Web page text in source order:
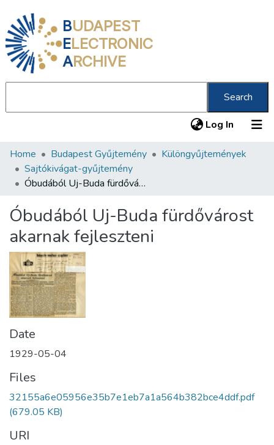
BUDAPEST
ELECTRONIC
ARCHIVE
Search
Log In (current)
Communities & Collections
All of DSpace
Statistics
About us
Home Budapest Gyűjtemény
Különgyűjtemények
Sajtókivágat-gyűjtemény
Óbudából Uj-Buda fürdővárost akarnak fejleszteni
Óbudából Uj-Buda fürdővárost
akarnak fejleszteni
Date
1929-05-04
Files
32155a6e05956e35b7e1eb7a1a564b382bce4ddf.pdf
(679.05 KB)
URI